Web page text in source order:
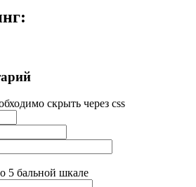
скрыть через css
5 бальной шкале